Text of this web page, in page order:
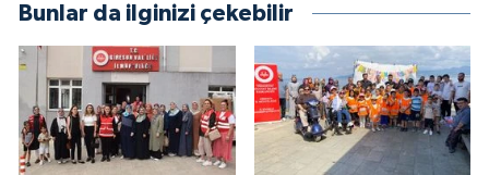
Bunlar da ilginizi çekebilir